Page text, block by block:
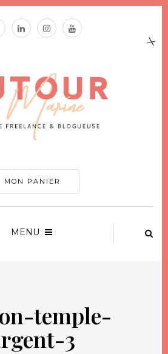
MON PANIER
MENU
temple-
3